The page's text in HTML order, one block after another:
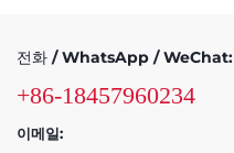
전화 / WhatsApp / WeChat:
+86-18457960234
이메일: